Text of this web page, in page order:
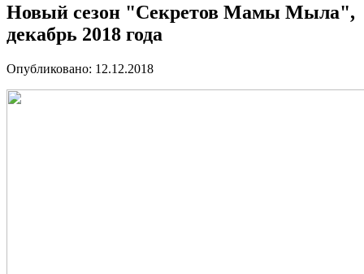
Новый сезон "Секретов Мамы Мыла",
декабрь 2018 года
Опубликовано: 12.12.2018